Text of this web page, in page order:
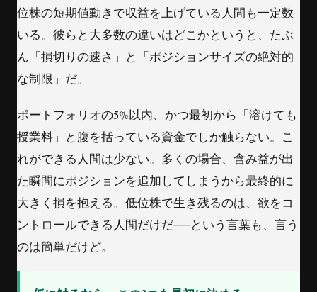
位株の短期値動きで収益を上げている人間も一定数
いる。彼らと大多数の違いはどこかというと、たぶ
ん「損切りの速さ」と「ポジションサイズの絶対的
な制限」だ。
ポートフォリオの5%以内、かつ最初から「溶けても
授業料」と腹を括っている資金でしか触らない。こ
れができる人間は少ない。多くの場合、含み益が出
た瞬間にポジションを追加してしまうから最終的に
大きく損を抱える。低位株で生き残るのは、欲をコ
ントロールできる人間だけだ──という言葉も、言う
のは簡単だけど。